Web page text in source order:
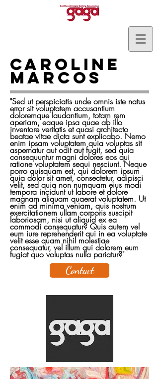
caroline
Marcos
"Sed ut perspiciatis unde omnis iste natus
error sit voluptatem accusantium
doloremque laudantium, totam rem
aperiam, eaque ipsa quae ab illo
inventore veritatis et quasi architecto
beatae vitae dicta sunt explicabo. Nemo
enim ipsam voluptatem quia voluptas sit
aspernatur aut odit aut fugit, sed quia
consequuntur magni dolores eos qui
ratione voluptatem sequi nesciunt. Neque
porro quisquam est, qui dolorem ipsum
quia dolor sit amet, consectetur, adipisci
velit, sed quia non numquam eius modi
tempora incidunt ut labore et dolore
magnam aliquam quaerat voluptatem. Ut
enim ad minima veniam, quis nostrum
exercitationem ullam corporis suscipit
laboriosam, nisi ut aliquid ex ea
commodi consequatur? Quis autem vel
eum iure reprehenderit qui in ea voluptate
velit esse quam nihil molestiae
consequatur, vel illum qui dolorem eum
fugiat quo voluptas nulla pariatur?"
Contact